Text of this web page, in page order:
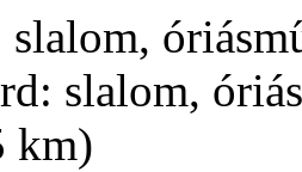
slalom,
km)